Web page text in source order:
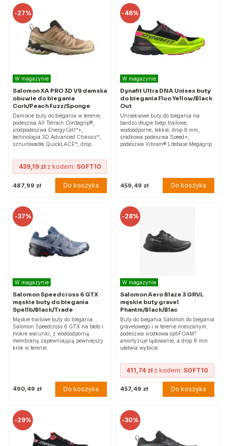
-27%
W magazynie
Salomon XA PRO 3D V9 damska
obuwie do biegania
Cork/Peach Fuzz/Sponge
Damskie buty do biegania w terenie,
podeszwa All Terrain Contagrip®,
śródpodeszwa EnergyCell™+,
technologia 3D Advanced Chassis™,
sznurowadła QuickLACE™, drop…
439,19 złz kodem: SOFT10
487,99 zł Do koszyka
-46%
W magazynie
Dynafit Ultra DNA Unisex buty
do biegania Fluo Yellow/Black
Out
Uniseksowe buty do biegania na
bardzo długie biegi trailowe,
wodoodporne, lekkie, drop 8 mm,
środkowa podeszwa Speed+,
podeszwa Vibram® Litebase Megagrip.
459,49 zł Do koszyka
-37%
W magazynie
Salomon Speedcross 6 GTX
męskie buty do biegania
Spellb/Black/Trade
Męskie trailowe buty do biegania
Salomon Speedcross 6 GTX na błoto i
mokre warunki, z wodoodporną
membraną zapewniającą pewniejszy
krok w terenie.
490,49 zł Do koszyka
-28%
W magazynie
Salomon Aero Blaze 3 GRVL
męskie buty gravel
Phantm/Black/Blac
Buty do biegania Salomon do biegania
gravelowego i w terenie mieszanym;
podeszwa środkowa optiFOAM²
amortyzuje lądowanie, a drop 8 mm
ułatwia wybicie.
411,74 złz kodem: SOFT10
457,49 zł Do koszyka
-29% -30%